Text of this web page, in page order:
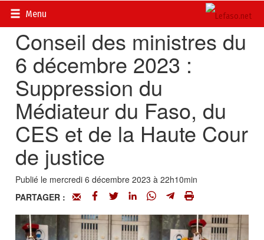
Menu
Accueil>
Conseil des ministres du
6 décembre 2023 :
Suppression du
Médiateur du Faso, du
CES et de la Haute Cour
de justice
Publié le mercredi 6 décembre 2023 à 22h10min
PARTAGER :